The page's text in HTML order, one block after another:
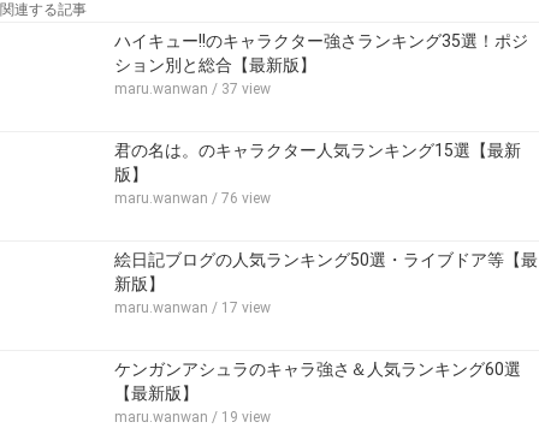
関連する記事
ハイキュー!!のキャラクター強さランキング35選！ポジ
ション別と総合【最新版】
maru.wanwan / 37 view
君の名は。のキャラクター人気ランキング15選【最新
版】
maru.wanwan / 76 view
絵日記ブログの人気ランキング50選・ライブドア等【最
新版】
maru.wanwan / 17 view
ケンガンアシュラのキャラ強さ＆人気ランキング60選
【最新版】
maru.wanwan / 19 view